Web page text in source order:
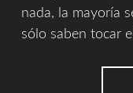
nada, la mayoría
sólo saben tocar